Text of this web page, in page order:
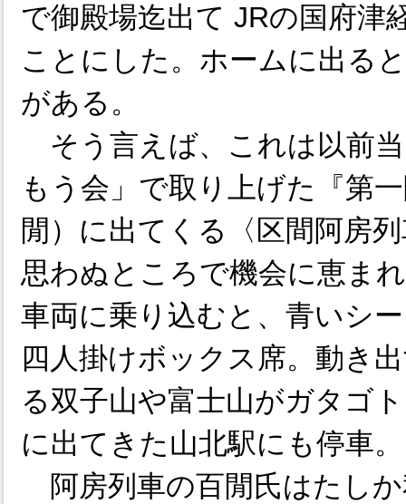
で御殿場迄出て JRの国府津
ことにした。ホームに出る
がある。
そう言えば、これは以前
もう会」で取り上げた『第
閒）に出てくる〈区間阿房
思わぬところで機会に恵ま
車両に乗り込むと、青いシ
四人掛けボックス席。動き
る双子山や富士山がガタゴ
に出てきた山北駅にも停車
阿房列車の百閒氏はたし